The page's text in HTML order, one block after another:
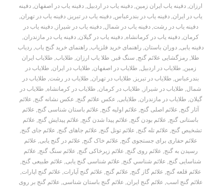
ارزان, دفینه یاب ایران زمین, دفینه یاب در اردبیل, دفینه یاب در اصفهان, دفینه
یاب در ایران,دفینه یاب در بندرعباس,دفینه یاب در تبریز ,دفینه یاب در تهران,
دفینه یاب در رشت,دفینه یاب در شمال,دفینه یاب در شیراز ,دفینه یاب در
کرمان, دفینه یاب در کرمانشاه, دفینه یاب در گیلان, دفینه یاب در مازندران,
دفینه یابی,دوران باستان, راهنمای خرید فلزیاب, راهنمای خرید گنج یاب, ردیاب
طلا, رمزگشایی علائم گنج, سنگ قبر , طلا یاب ارزان, طلایاب, طلایاب ایران
زمین, طلایاب در اردبیل, طلایاب در اصفهان, طلایاب در ایران, طلایاب در
بندرعباس, طلایاب در تبریز , طلایاب در تهران, طلایاب در رشت, طلایاب در
شمال, طلایاب در شیراز , طلایاب در کرمان, طلایاب در کرمانشاه, طلایاب در
گیلان, طلایاب در مازندران, طلایابی, عکس علائم گنج, عکس نشانه گنج, علائم
آثار گنج, علائم اصلی گنج, علائم اولیه گنج, علائم باستان شناسی گنج, علائم
باستانی گنج, علائم بودن گنج, علائم پیدا شدن گنج, علائم پیدایش گنج, علائم
تشخیص گنج, علائم تله گنج, علائم تونل گنج, علائم جاهای گنج, علائم جای گنج,
علائم حفاری برای جستجوی گنج, علائم خاک گنج, علائم در گنج یابی, علائم
رسیدن به گنج, علائم روی گنج, علائم زیرخاکی گنج, علائم سنگ گنج, علائم
شناسایی گنج, علائم شناسي گنج, علائم شناسی گنج یابی, علائم طبیعی گنج,
علائم قلعه گنج, علائم گاز گنج, علائم گنج, علائم گنج آپارات, علائم گنج اپارات,
علائم گنج اسب, علائم گنج ایران, علائم گنج باستان شناسی, علائم گنج بر روی